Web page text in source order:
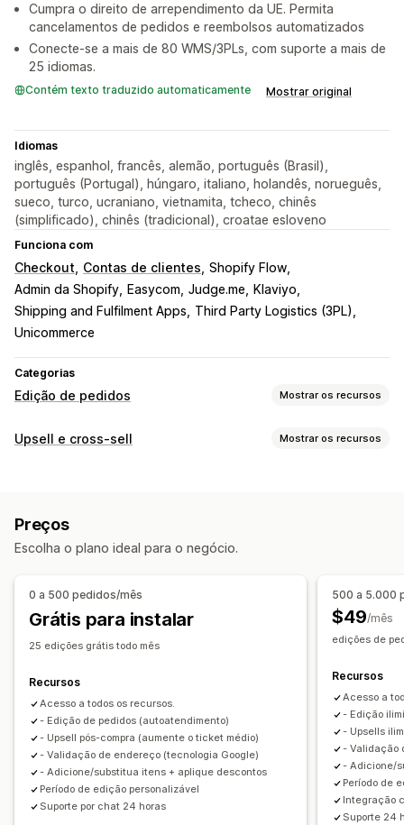
Cumpra o direito de arrependimento da UE. Permita
cancelamentos de pedidos e reembolsos automatizados
Conecte-se a mais de 80 WMS/3PLs, com suporte a mais de
25 idiomas.
Contém texto traduzido automaticamente Mostrar original
Idiomas
inglês, espanhol, francês, alemão, português (Brasil),
português (Portugal), húngaro, italiano, holandês, norueguês,
sueco, turco, ucraniano, vietnamita, tcheco, chinês
(simplificado), chinês (tradicional), croatae esloveno
Funciona com
Checkout Contas de clientes Shopify Flow
Admin da Shopify
Easycom Judge.me
Klaviyo
Shipping and Fulfilment Apps
Third Party Logistics (3PL)
Unicommerce
Categorias
Edição de pedidos Mostrar os recursos
Atualizações de pedidos
Edição em massa
Atualizações de status
Análises
Upsell e cross-sell Mostrar os recursos
Complementos com um clique
HTML personalizado
Em várias moedas
Brindes
Recomendações de produtos
Produtos frequentemente comprados juntos
Recomendações de IA
Taxas de cliques
Taxas de conversão
Desempenho do funil
Preços
Escolha o plano ideal para o negócio.
0 a 500 pedidos/mês
Grátis para instalar
25 edições grátis todo mês
Recursos
Acesso a todos os recursos.
- Edição de pedidos (autoatendimento)
- Upsell pós-compra (aumente o ticket médio)
- Validação de endereço (tecnologia Google)
- Adicione/substitua itens + aplique descontos
Período de edição personalizável
Suporte por chat 24 horas
500 a 5.000
$49/mês
edições de
Recursos
Acesso a
- Edição
- Upsells
- Validação
- Adicione/
Período de
Integração
Suporte 24